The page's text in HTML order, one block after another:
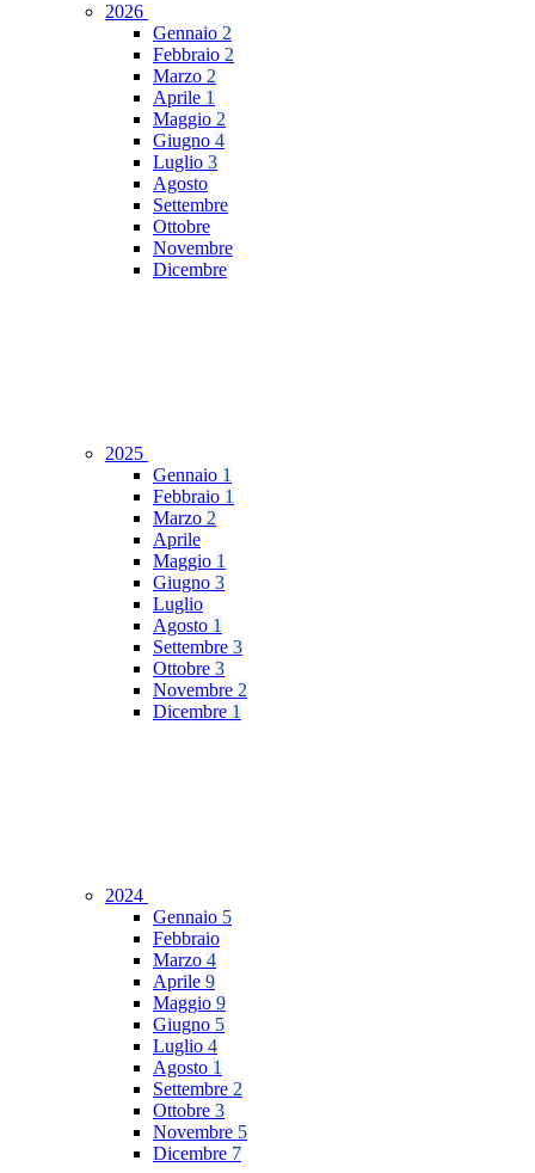
2026
Gennaio 2
Febbraio 2
Marzo 2
Aprile 1
Maggio 2
Giugno 4
Luglio 3
Agosto
Settembre
Ottobre
Novembre
Dicembre
2025
Gennaio 1
Febbraio 1
Marzo 2
Aprile
Maggio 1
Giugno 3
Luglio
Agosto 1
Settembre 3
Ottobre 3
Novembre 2
Dicembre 1
2024
Gennaio 5
Febbraio
Marzo 4
Aprile 9
Maggio 9
Giugno 5
Luglio 4
Agosto 1
Settembre 2
Ottobre 3
Novembre 5
Dicembre 7